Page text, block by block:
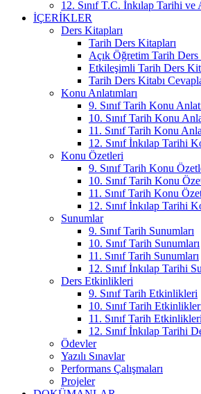
12. Sınıf T.C. İnkılap Tarihi
İÇERIKLER
Ders Kitapları
Tarih Ders Kitapları
Açık Öğretim Tarih Ders
Etkileşimli Tarih Ders
Tarih Ders Kitabı
Konu Anlatımları
9. Sınıf Tarih Konu
10. Sınıf Tarih Konu
11. Sınıf Tarih Konu
12. Sınıf İnkılap Tarihi
Konu Özetleri
9. Sınıf Tarih Konu
10. Sınıf Tarih Konu
11. Sınıf Tarih Konu
12. Sınıf İnkılap Tarihi
Sunumlar
9. Sınıf Tarih Sunumları
10. Sınıf Tarih Sunumları
11. Sınıf Tarih Sunumları
12. Sınıf İnkılap Tarihi
Ders Etkinlikleri
9. Sınıf Tarih Etkinlikleri
10. Sınıf Tarih
11. Sınıf Tarih Etkinlikleri
12. Sınıf İnkılap Tarihi
Ödevler
Yazılı Sınavlar
Performans Çalışmaları
Projeler